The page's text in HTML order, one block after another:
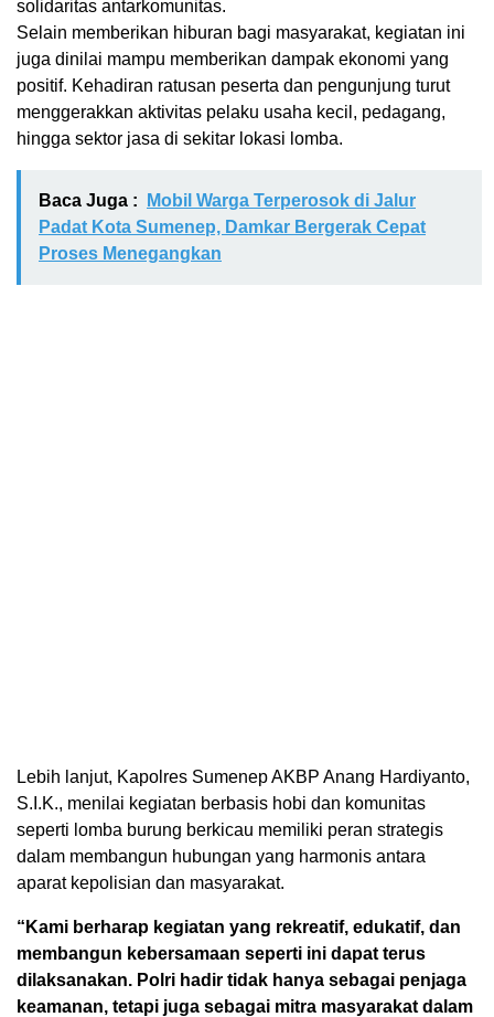
solidaritas antarkomunitas.
Selain memberikan hiburan bagi masyarakat, kegiatan ini
juga dinilai mampu memberikan dampak ekonomi yang
positif. Kehadiran ratusan peserta dan pengunjung turut
menggerakkan aktivitas pelaku usaha kecil, pedagang,
hingga sektor jasa di sekitar lokasi lomba.
Baca Juga :
Mobil Warga Terperosok di Jalur
Padat Kota Sumenep, Damkar Bergerak Cepat
Proses Menegangkan
Lebih lanjut, Kapolres Sumenep AKBP Anang Hardiyanto,
S.I.K., menilai kegiatan berbasis hobi dan komunitas
seperti lomba burung berkicau memiliki peran strategis
dalam membangun hubungan yang harmonis antara
aparat kepolisian dan masyarakat.
“Kami berharap kegiatan yang rekreatif, edukatif, dan
membangun kebersamaan seperti ini dapat terus
dilaksanakan. Polri hadir tidak hanya sebagai penjaga
keamanan, tetapi juga sebagai mitra masyarakat dalam